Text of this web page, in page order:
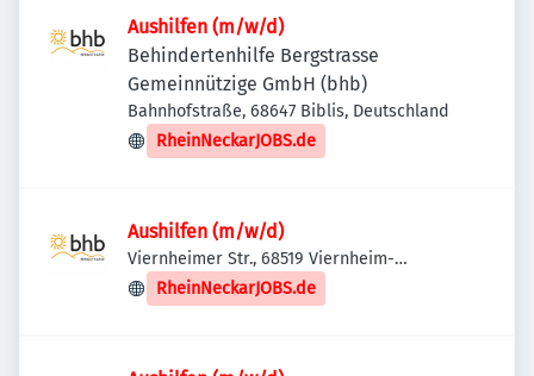
Aushilfen (m/w/d)
Behindertenhilfe Bergstrasse
Gemeinnützige GmbH (bhb)
Bahnhofstraße, 68647 Biblis, Deutschland
RheinNeckarJOBS.de
Aushilfen (m/w/d)
Viernheimer Str., 68519 Viernheim-
Hüttenfeld, Deutschland
RheinNeckarJOBS.de